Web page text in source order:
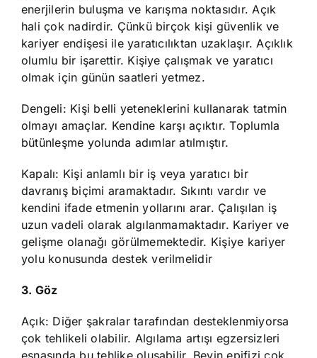
enerjilerin buluşma ve karışma noktasıdır. Açık
hali çok nadirdir. Çünkü birçok kişi güvenlik ve
kariyer endişesi ile yaratıcılıktan uzaklaşır. Açıklık
olumlu bir işarettir. Kişiye çalışmak ve yaratıcı
olmak için günün saatleri yetmez.
Dengeli: Kişi belli yeteneklerini kullanarak tatmin
olmayı amaçlar. Kendine karşı açıktır. Toplumla
bütünleşme yolunda adımlar atılmıştır.
Kapalı: Kişi anlamlı bir iş veya yaratıcı bir
davranış biçimi aramaktadır. Sıkıntı vardır ve
kendini ifade etmenin yollarını arar. Çalışılan iş
uzun vadeli olarak algılanmamaktadır. Kariyer ve
gelişme olanağı görülmemektedir. Kişiye kariyer
yolu konusunda destek verilmelidir
3. Göz
Açık: Diğer şakralar tarafından desteklenmiyorsa
çok tehlikeli olabilir. Algılama artışı egzersizleri
esnasında bu tehlike oluşabilir. Beyin epifizi çok